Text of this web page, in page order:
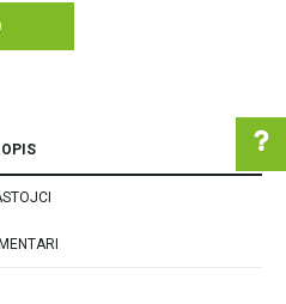
Pomoć pri kupovini
OPIS